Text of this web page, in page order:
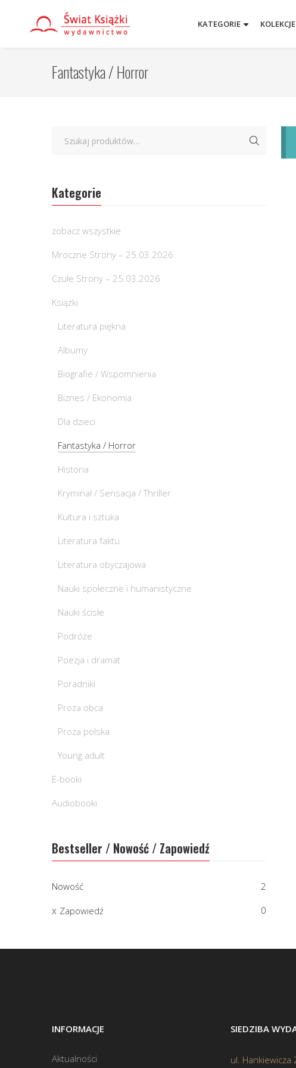
KATEGORIE
Fantastyka / Horror
Kategorie
zobacz wszystkie
Mroczne Strony – 25.03.2026
Czułe Strony – 25.03.2026
Książki
Literatura piękna
Albumy
Biografie / Wspomnienia
Biznes / Ekonomia
Dla dzieci
Fantastyka / Horror
Historia
Kryminał / Sensacja / Thriller
Kultura i sztuka
Literatura faktu
Literatura obyczajowa
Nauki społeczne i humanistyczne
Nauki ścisłe
Podróże
Poezja i dramat
Poradniki
Proza obca
Proza polska
Young adult
E-booki
Audiobooki
Bestseller / Nowość / Zapowiedź
Nowość 2
Zapowiedź 0
INFORMACJE
Aktualności
SIEDZIBA
ul. Hankiewicza